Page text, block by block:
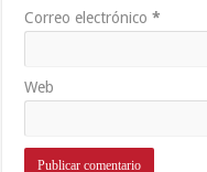
Correo electrónico*
Web